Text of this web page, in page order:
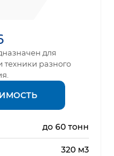
для
техники разного
до 60 тонн
320 м3